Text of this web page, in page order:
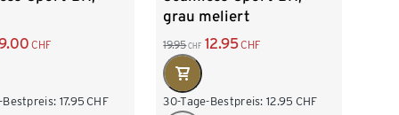
CHF
Bestpreis: 17.95 CHF
grau meliert
19.95 CHF 12.95CHF
30-Tage-Bestpreis: 12.95 CHF